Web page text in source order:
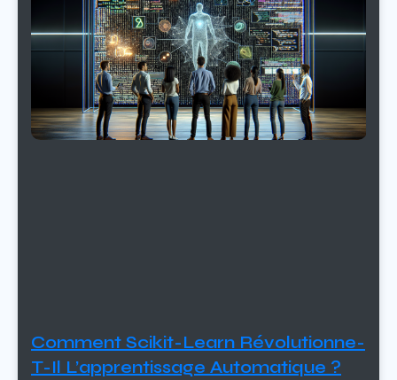
Comment Scikit-Learn Révolutionne-
T-Il L’apprentissage Automatique ?